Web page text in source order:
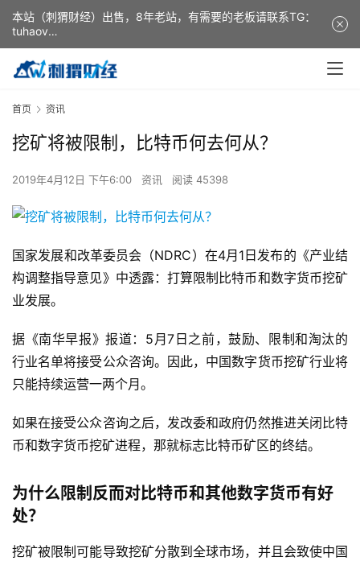
首页 资讯
挖矿将被限制，比特币何去何从？
2019年4月12日 下午6:00 资讯 阅读 45398
国家发展和改革委员会（NDRC）在4月1日发布的《产业结
构调整指导意见》中透露：打算限制比特币和数字货币挖矿
业发展。
据《南华早报》报道：5月7日之前，鼓励、限制和淘汰的
行业名单将接受公众咨询。因此，中国数字货币挖矿行业将
只能持续运营一两个月。
如果在接受公众咨询之后，发改委和政府仍然推进关闭比特
币和数字货币挖矿进程，那就标志比特币矿区的终结。
为什么限制反而对比特币和其他数字货币有好
处？
挖矿被限制可能导致挖矿分散到全球市场，并且会致使中国
本站（刺猬财经）出售，8年老站，有需要的老板请联系TG：
tuhaov
This website (ciweicaijing) is for sale. It is a 8-year-old
website. If you need it, please contact TG: tuhaov